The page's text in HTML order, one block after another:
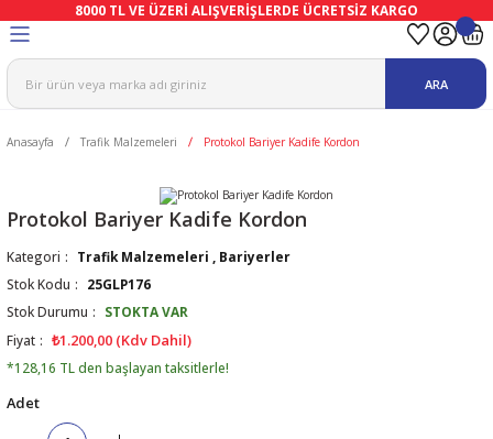
8000 TL VE ÜZERİ ALIŞVERİŞLERDE ÜCRETSİZ KARGO
Tulum
Eldivenler
Eldiven
Ve Vizör
ARA
Anasayfa Trafik Malzemeleri Protokol Bariyer Kadife Kordon
Protokol Bariyer Kadife Kordon
Kategori Trafik Malzemeleri
Bariyerler
Stok Kodu
25GLP176
Stok Durumu
STOKTA VAR
Fiyat
₺1.200,00 (Kdv Dahil)
*128,16 TL den başlayan taksitlerle!
Adet